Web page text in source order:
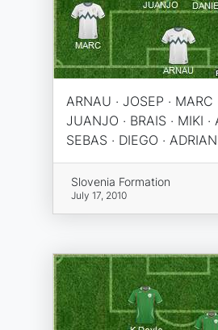
ARNAU · JOSEP · MARC
JUANJO · BRAIS · MIKI ·
SEBAS · DIEGO · ADRIAN
Slovenia Formation
July 17, 2010